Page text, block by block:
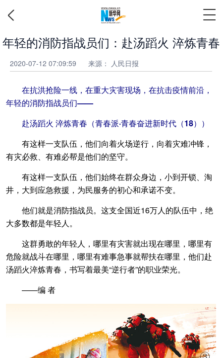
年轻的消防指战员们：赴汤蹈火 淬炼青春
2020-07-12 07:09:59 来源： 人民日报
在抗洪抢险一线，在重大灾害现场，在抗击疫情前沿，
年轻的消防指战员们——
赴汤蹈火 淬炼青春（青春派·青春奋进新时代（18））
有这样一支队伍，他们向着火场逆行，向着灾难冲锋，
有灾必救、有难必帮是他们的坚守。
有这样一支队伍，他们始终在群众身边，小到开锁、淘
井，大到应急救援，为民服务的初心和承诺不变。
他们就是消防指战员。这支全国近16万人的队伍中，绝
大多数都是年轻人。
这群勇敢的年轻人，哪里有灾害就出现在哪里，哪里有
危险就战斗在哪里，哪里有难事急事就帮扶在哪里，他们赴
汤蹈火淬炼青春，书写着最美“逆行者”的职业荣光。
——编 者